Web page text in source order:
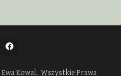
Ewa Kowal. Wszystkie Prawa